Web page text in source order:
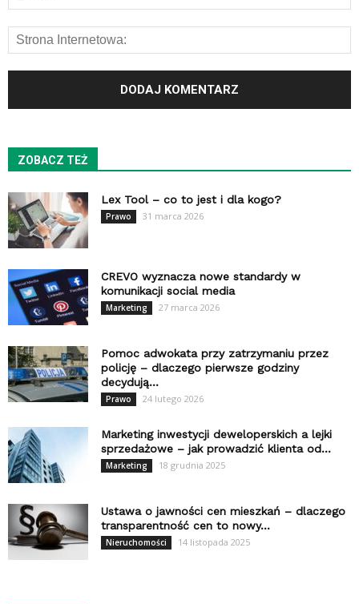
ZOBACZ TEŻ
Lex Tool – co to jest i dla kogo?
Prawo 31 marca 2026
CREVO wyznacza nowe standardy w
komunikacji social media
Marketing 27 marca 2026
Pomoc adwokata przy zatrzymaniu przez
policję – dlaczego pierwsze godziny
decydują...
Prawo 24 lutego 2026
Marketing inwestycji deweloperskich a lejki
sprzedażowe – jak prowadzić klienta od...
Marketing 18 grudnia 2025
Ustawa o jawności cen mieszkań – dlaczego
transparentność cen to nowy...
Nieruchomości 14 listopada 2025